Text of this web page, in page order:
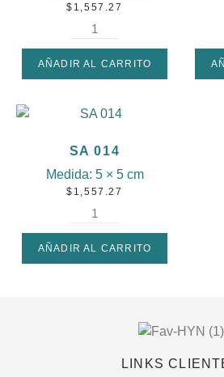
$ 1,557.27
AÑADIR AL CARRITO
SA 014
Medida: 5 × 5 cm
$ 1,557.27
AÑADIR AL CARRITO
LINKS